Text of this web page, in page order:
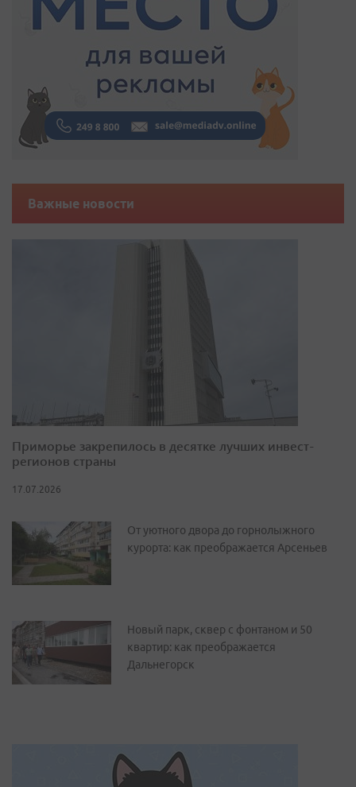
Важные новости
Приморье закрепилось в десятке лучших инвест-
регионов страны
17.07.2026
От уютного двора до горнолыжного
курорта: как преображается Арсеньев
Новый парк, сквер с фонтаном и 50
квартир: как преображается
Дальнегорск